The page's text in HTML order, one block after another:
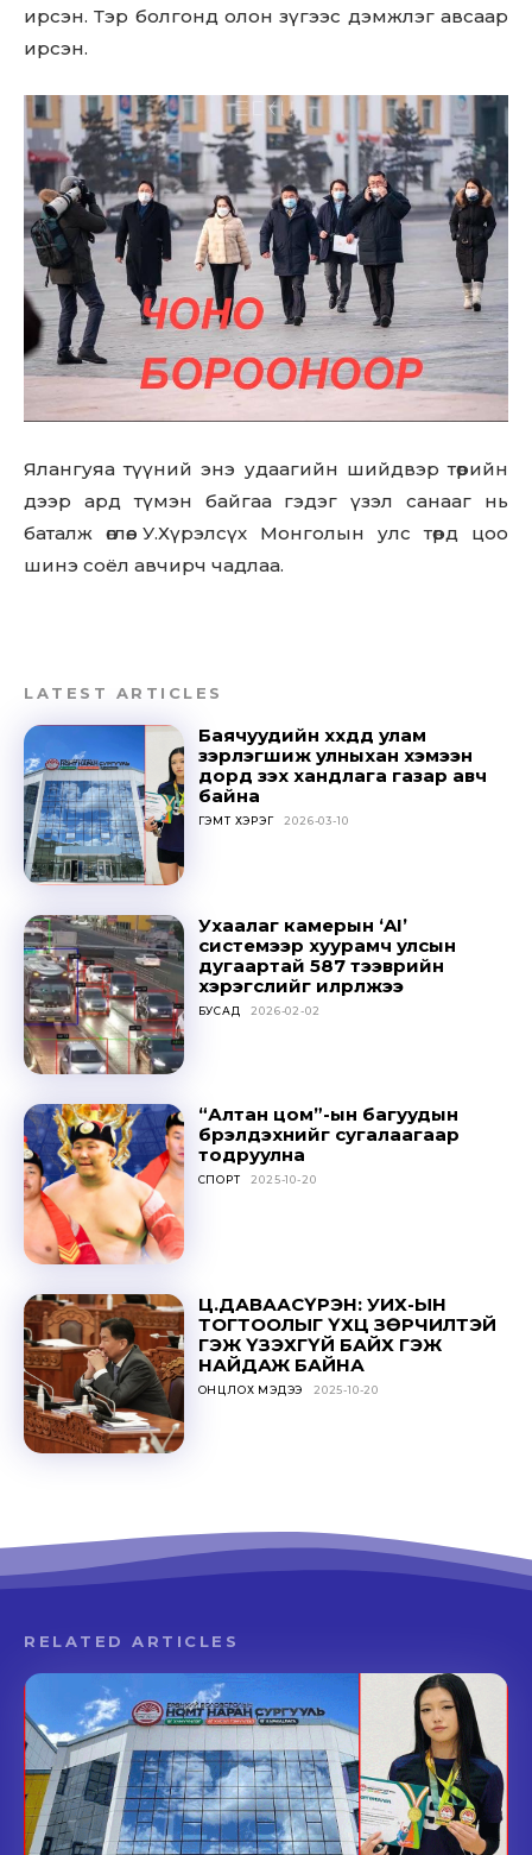
Don't miss
out!
Sing up for our newsletter
to stay in the loop.
ирсэн. Тэр болгонд олон зүгээс дэмжлэг авсаар
ирсэн.
Ялангуяа түүний энэ удаагийн шийдвэр төрийн
дээр ард түмэн байгаа гэдэг үзэл санааг нь
баталж өглөө. У.Хүрэлсүх Монголын улс төрд цоо
шинэ соёл авчирч чадлаа.
LATEST ARTICLES
Баячуудийн хүүхдүүд улам
зэрлэгшиж улныхан хэмээн
дорд үзэх хандлага газар авч
байна
ГЭМТ ХЭРЭГ 2026-03-10
Ухаалаг камерын ‘AI’
системээр хуурамч улсын
дугаартай 587 тээврийн
хэрэгслийг илрүүлжээ
БУСАД 2026-02-02
“Алтан цом”-ын багуудын
бүрэлдэхүүнийг сугалаагаар
тодруулна
СПОРТ 2025-10-20
Ц.ДАВААСҮРЭН: УИХ-ЫН
ТОГТООЛЫГ ҮХЦ ЗӨРЧИЛТЭЙ
ГЭЖ ҮЗЭХГҮЙ БАЙХ ГЭЖ
НАЙДАЖ БАЙНА
ОНЦЛОХ МЭДЭЭ 2025-10-20
RELATED ARTICLES